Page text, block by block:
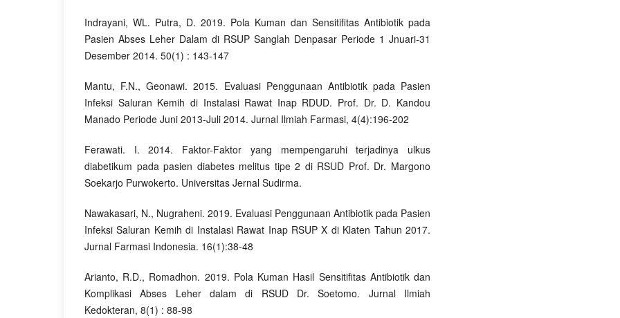
Indrayani, WL. Putra, D. 2019. Pola Kuman dan Sensitifitas Antibiotik pada
Pasien Abses Leher Dalam di RSUP Sanglah Denpasar Periode 1 Jnuari-31
Desember 2014. 50(1) : 143-147
Mantu, F.N., Geonawi. 2015. Evaluasi Penggunaan Antibiotik pada Pasien
Infeksi Saluran Kemih di Instalasi Rawat Inap RDUD. Prof. Dr. D. Kandou
Manado Periode Juni 2013-Juli 2014. Jurnal Ilmiah Farmasi, 4(4):196-202
Ferawati. I. 2014. Faktor-Faktor yang mempengaruhi terjadinya ulkus
diabetikum pada pasien diabetes melitus tipe 2 di RSUD Prof. Dr. Margono
Soekarjo Purwokerto. Universitas Jernal Sudirma.
Nawakasari, N., Nugraheni. 2019. Evaluasi Penggunaan Antibiotik pada Pasien
Infeksi Saluran Kemih di Instalasi Rawat Inap RSUP X di Klaten Tahun 2017.
Jurnal Farmasi Indonesia. 16(1):38-48
Arianto, R.D., Romadhon. 2019. Pola Kuman Hasil Sensitifitas Antibiotik dan
Komplikasi Abses Leher dalam di RSUD Dr. Soetomo. Jurnal Ilmiah
Kedokteran, 8(1) : 88-98